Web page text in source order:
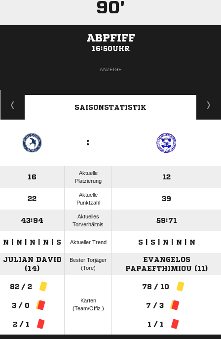
90'
ABPFIFF
16:50UHR
ANZEIGE
SAISONSTATISTIK
:
16
Aktuelle
Platzierung
12
22
Aktuelle
Punktzahl
39
43:94
Aktuelles
Torverhältnis
59:71
N | N | N | N | S Aktueller Trend S | S | N | N | N
JULIAN DAVID
(14)
Bester Torjäger
(Tore)
EVANGELOS
PAPAEFTHIMIOU (11)
82 / 2
3 / 0
2 / 1
Karten
(Team/Offiz.)
78 / 10
7 / 3
1 / 1